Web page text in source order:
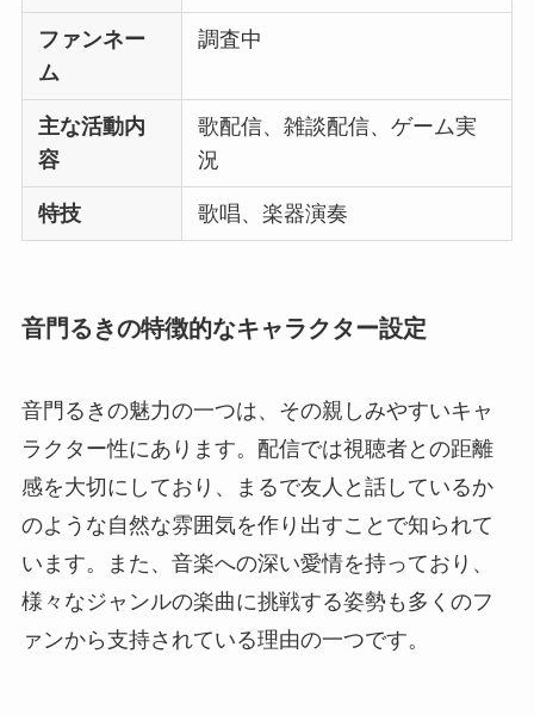
ファンネー
ム
調査中
主な活動内
容
歌配信、雑談配信、ゲーム実
況
特技 歌唱、楽器演奏
音門るきの特徴的なキャラクター設定
音門るきの魅力の一つは、その親しみやすいキャ
ラクター性にあります。配信では視聴者との距離
感を大切にしており、まるで友人と話しているか
のような自然な雰囲気を作り出すことで知られて
います。また、音楽への深い愛情を持っており、
様々なジャンルの楽曲に挑戦する姿勢も多くのフ
ァンから支持されている理由の一つです。